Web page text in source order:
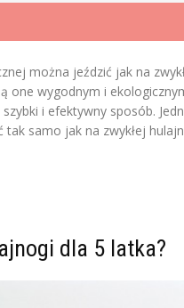
można jeździć jak na
one wygodnym i
i efektywny sposób.
samo jak na zwykłej
dla 5 latka?